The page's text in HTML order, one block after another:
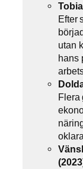
Efter
utan
hans
Flera